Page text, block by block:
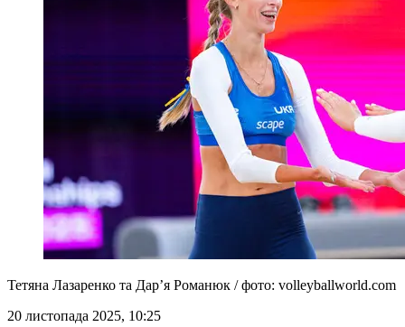
Тетяна Лазаренко та Дарʼя Романюк / фото: volleyballworld.com
20 листопада 2025, 10:25